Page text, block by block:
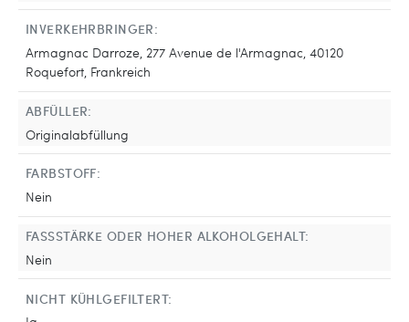
INVERKEHRBRINGER:
Armagnac Darroze, 277 Avenue de l'Armagnac, 40120
Roquefort, Frankreich
ABFÜLLER:
Originalabfüllung
FARBSTOFF:
Nein
FASSSTÄRKE ODER HOHER ALKOHOLGEHALT:
Nein
NICHT KÜHLGEFILTERT: